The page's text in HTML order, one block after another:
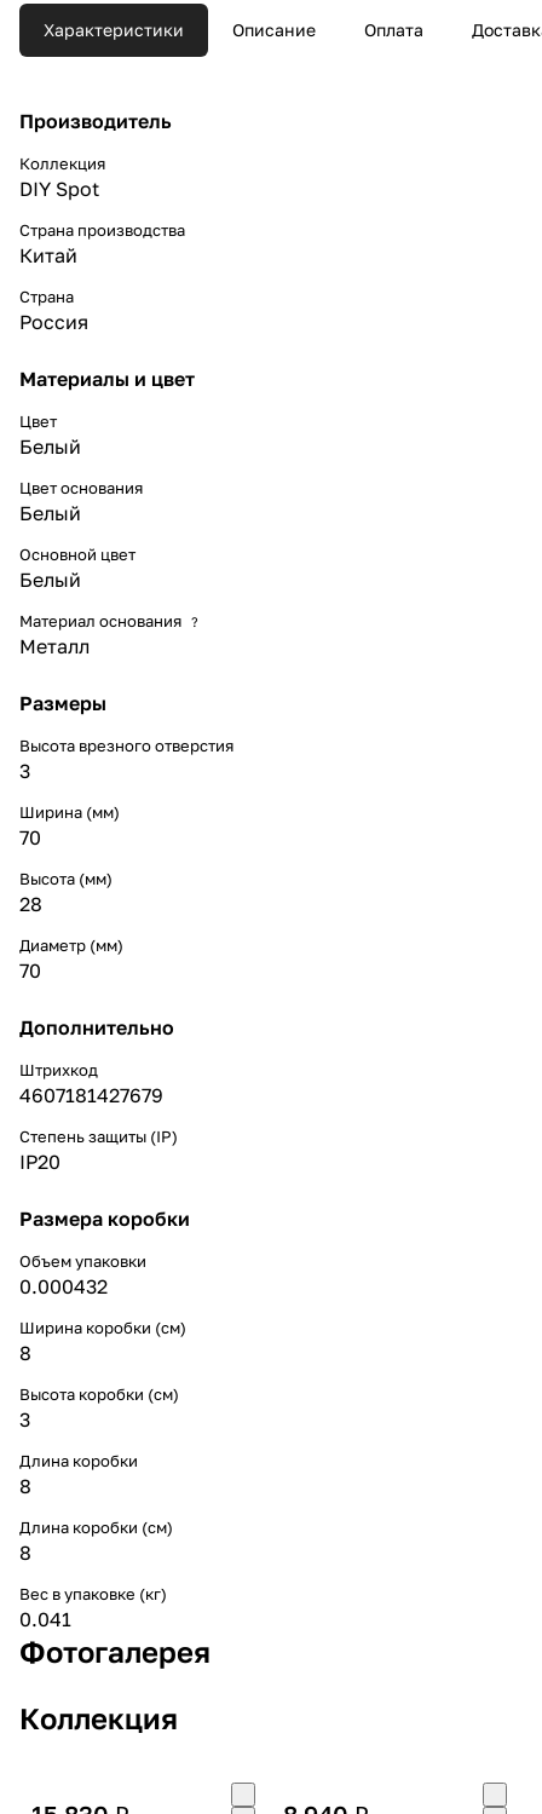
Характеристики Описание Оплата
Производитель
Коллекция
DIY Spot
Страна производства
Китай
Страна
Россия
Материалы и цвет
Цвет
Белый
Цвет основания
Белый
Основной цвет
Белый
Материал основания ?
Металл
Размеры
Высота врезного отверстия
3
Ширина (мм)
70
Высота (мм)
28
Диаметр (мм)
70
Дополнительно
Штрихкод
4607181427679
Степень защиты (IP)
IP20
Размера коробки
Объем упаковки
0.000432
Ширина коробки (см)
8
Высота коробки (см)
3
Длина коробки
8
Длина коробки (см)
8
Вес в упаковке (кг)
0.041
Фотогалерея
Коллекция